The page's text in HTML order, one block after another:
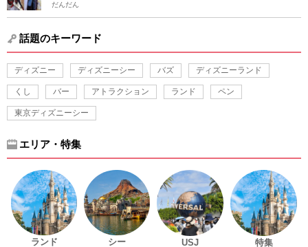
だんだん
話題のキーワード
ディズニー ディズニーシー バズ ディズニーランド
くし バー アトラクション ランド ペン
東京ディズニーシー
エリア・特集
ランド シー USJ 特集